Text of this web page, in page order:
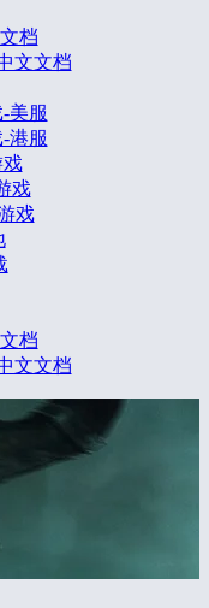
档
文文档
美服
港服
戏
戏
戏
档
文文档